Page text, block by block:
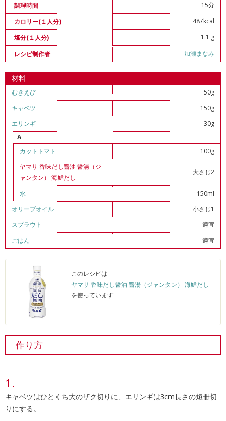
調理時間
15分
カロリー(１人分)
487kcal
塩分(１人分)
1.1 g
レシピ制作者
加瀬まなみ
材料
むきえび
50g
キャベツ
150g
エリンギ
30g
A
カットトマト
100g
ヤマサ 香味だし醤油 醤湯（ジ
ャンタン） 海鮮だし
大さじ2
水
150ml
オリーブオイル
小さじ1
スプラウト
適宜
ごはん
適宜
このレシピは
ヤマサ 香味だし醤油 醤湯（ジャンタン） 海鮮だし
を使っています
作り方
キャベツはひとくち大のザク切りに、エリンギは3cm長さの短冊切
りにする。